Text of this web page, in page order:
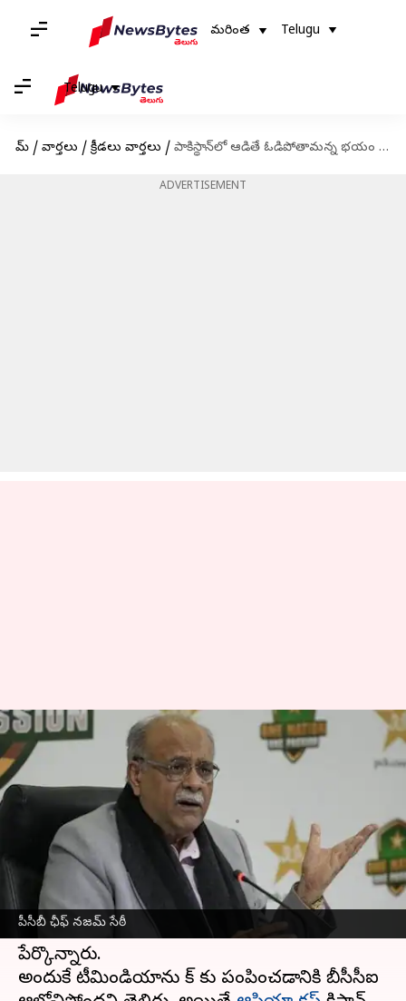
మరింత Telugu
Telugu
హోమ్ / వార్తలు / క్రీడలు వార్తలు / పాకిస్థాన్‌లో ఆడితే ఓడిపోతామన్న భయం ఇండియాకు ఉంది : పీసీబీ ఛీఫ్
ADVERTISEMENT
పీసీబీ ఛీఫ్ నజమ్ సేఠీ
పాకిస్థాన్‌లో ఆడితే ఓడిపోతామన్న
భయం ఇండియాకు ఉంది : పీసీబీ
ఛీఫ్
Jayachandra Akuri May 12, 2023 05:13 pm
ఈ వార్తాకథనం ఏంటి
పాకిస్థాన్ కు వచ్చి ఆడితే ఓడిపోతామన్న భయం
ఇండియాకు ఉందని పీసీబీ ఛీప్ నజమ్ సేఠీ
పేర్కొన్నారు.
అందుకే టీమిండియాను పాక్ కు పంపించడానికి బీసీసీఐ